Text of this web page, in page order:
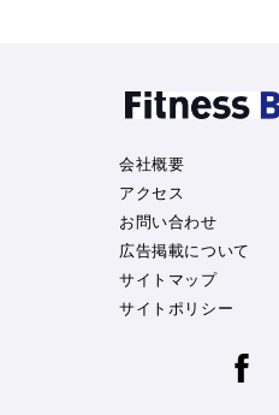
会社概要
アクセス
お問い合わせ
広告掲載について
サイトマップ
サイトポリシー